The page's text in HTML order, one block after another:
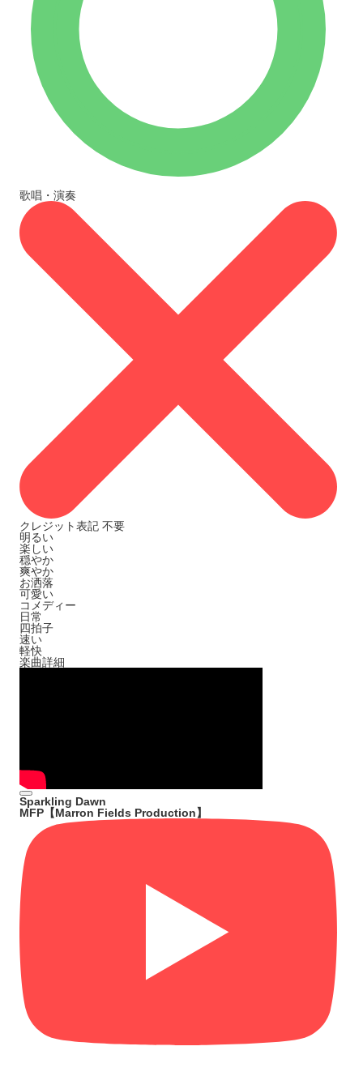
歌唱・演奏
クレジット表記 不要
明るい
楽しい
穏やか
爽やか
お洒落
可愛い
コメディー
日常
四拍子
速い
軽快
楽曲詳細
Sparkling Dawn
MFP【Marron Fields Production】